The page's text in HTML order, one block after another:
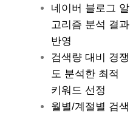
네이버 블로그 알
고리즘 분석 결과
반영
검색량 대비 경쟁
도 분석한 최적
키워드 선정
월별/계절별 검색